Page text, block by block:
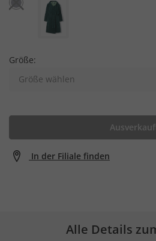
Größe:
Größe wählen
In der Filiale finden
Alle Details